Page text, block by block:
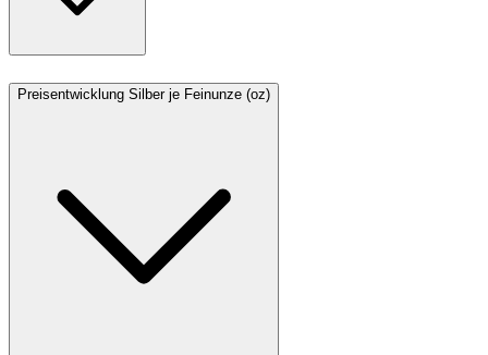
Preisentwicklung Silber je Feinunze (oz)